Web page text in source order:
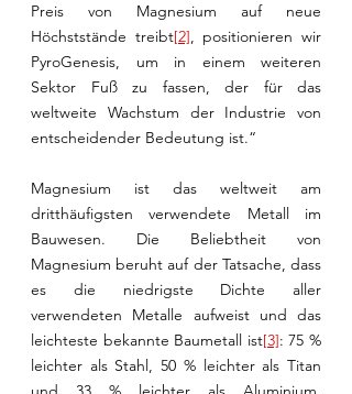
Preis von Magnesium auf neue
Höchststände treibt[2], positionieren wir
PyroGenesis, um in einem weiteren
Sektor Fuß zu fassen, der für das
weltweite Wachstum der Industrie von
entscheidender Bedeutung ist.“
Magnesium ist das weltweit am
dritthäufigsten verwendete Metall im
Bauwesen. Die Beliebtheit von
Magnesium beruht auf der Tatsache, dass
es die niedrigste Dichte aller
verwendeten Metalle aufweist und das
leichteste bekannte Baumetall ist[3]: 75 %
leichter als Stahl, 50 % leichter als Titan